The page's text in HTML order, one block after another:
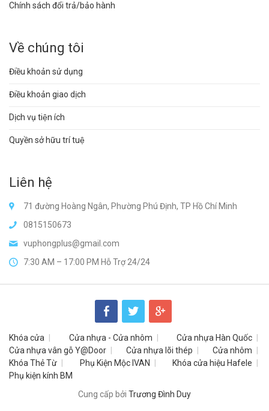
Chính sách đổi trả/bảo hành
Về chúng tôi
Điều khoản sử dụng
Điều khoản giao dịch
Dịch vụ tiện ích
Quyền sở hữu trí tuệ
Liên hệ
71 đường Hoàng Ngân, Phường Phú Định, TP Hồ Chí Minh
0815150673
vuphongplus@gmail.com
7:30 AM – 17:00 PM Hỗ Trợ 24/24
Khóa cửa Cửa nhựa - Cửa nhôm
Cửa nhựa Hàn Quốc
Cửa nhựa vân gỗ Y@Door
Cửa nhựa lõi thép
Cửa nhôm
Khóa Thẻ Từ
Phụ Kiện Mộc IVAN
Khóa cửa hiệu Hafele
Phụ kiện kính BM
Cung cấp bởi Trương Đình Duy